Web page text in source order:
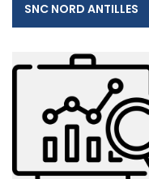
SNC NORD ANTILLES